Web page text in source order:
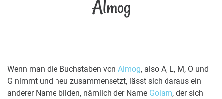
Almog
Wenn man die Buchstaben von Almog, also A, L, M, O und
G nimmt und neu zusammensetzt, lässt sich daraus ein
anderer Name bilden, nämlich der Name Golam, der sich